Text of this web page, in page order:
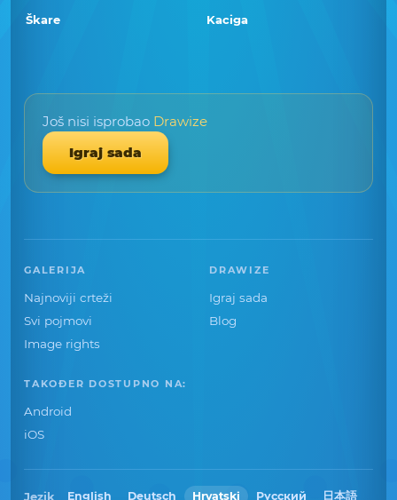
Škare Kaciga
Još nisi isprobao Drawize
Igraj sada
GALERIJA
Najnoviji crteži
Svi pojmovi
Image rights
DRAWIZE
Igraj sada
Blog
TAKOĐER DOSTUPNO NA:
Android
iOS
Jezik English Deutsch Hrvatski Русский 日本語